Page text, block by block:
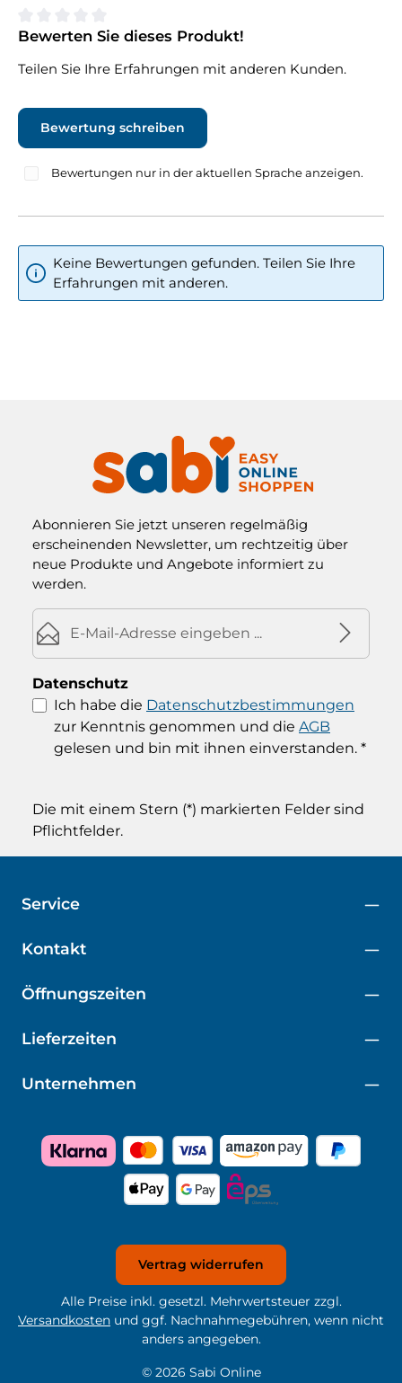
Durchschnittliche Bewertung von 0 von 5 Sternen
Bewerten Sie dieses Produkt!
Teilen Sie Ihre Erfahrungen mit anderen Kunden.
Bewertung schreiben
Bewertungen nur in der aktuellen Sprache anzeigen.
Keine Bewertungen gefunden. Teilen Sie Ihre
Erfahrungen mit anderen.
Abonnieren Sie jetzt unseren regelmäßig
erscheinenden Newsletter, um rechtzeitig über
neue Produkte und Angebote informiert zu
werden.
E-Mail-Adresse*
Datenschutz
Ich habe die Datenschutzbestimmungen
zur Kenntnis genommen und die AGB
gelesen und bin mit ihnen einverstanden. *
Die mit einem Stern (*) markierten Felder sind
Pflichtfelder.
Kontakt
Öffnungszeiten
Service
Unternehmen
Lieferzeiten
Vertrag widerrufen
© 2026 Sabi Online
Alle Preise inkl. gesetzl. Mehrwertsteuer zzgl.
Versandkosten und ggf. Nachnahmegebühren, wenn nicht
anders angegeben.